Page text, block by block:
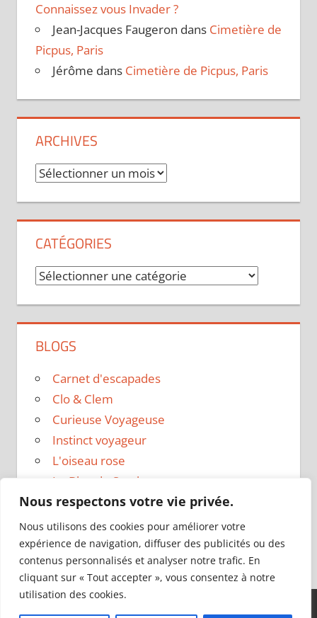
Nous respectons votre vie privée.
Nous utilisons des cookies pour améliorer votre
expérience de navigation, diffuser des publicités ou des
contenus personnalisés et analyser notre trafic. En
cliquant sur « Tout accepter », vous consentez à notre
utilisation des cookies.
Connaissez vous Invader ?
Jean-Jacques Faugeron dans Cimetière de
Picpus, Paris
Jérôme dans Cimetière de Picpus, Paris
ARCHIVES
Archives
CATÉGORIES
Catégories
BLOGS
Carnet d'escapades
Clo & Clem
Curieuse Voyageuse
Instinct voyageur
L'oiseau rose
Le Blog de Sarah
Le sac a dos
Madame Oreille
Voyages et Vagabondages